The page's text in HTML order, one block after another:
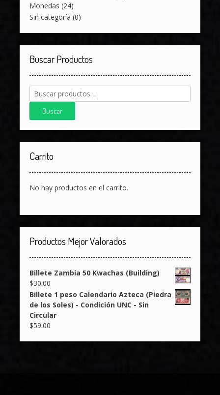
Monedas (24)
Sin categoría (0)
Buscar Productos
Buscar
por:
Buscar
Carrito
No hay productos en el carrito.
Productos Mejor Valorados
Billete Zambia 50 Kwachas (Building)
$30.00
Billete 1 peso Calendario Azteca (Piedra
de los Soles) - Condición UNC - Sin
Circular
$59.00